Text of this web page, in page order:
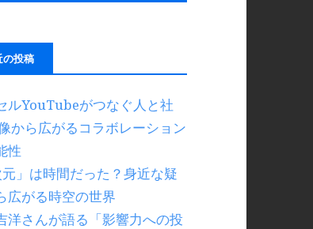
の投稿
ルYouTubeがつなぐ人と社
から広がるコラボレーション
性
元」は時間だった？身近な疑
広がる時空の世界
洋さんが語る「影響力への投